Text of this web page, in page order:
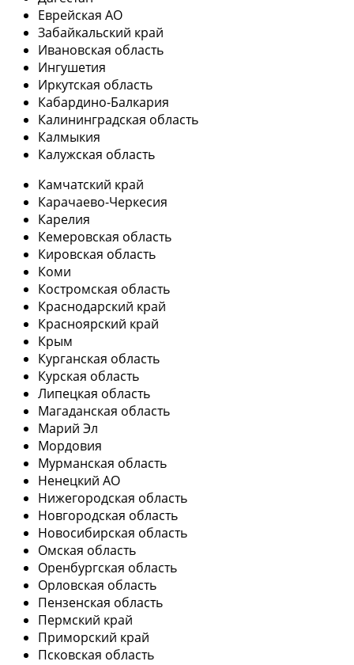
Еврейская АО
Забайкальский край
Ивановская область
Ингушетия
Иркутская область
Кабардино-Балкария
Калининградская область
Калмыкия
Калужская область
Камчатский край
Карачаево-Черкесия
Карелия
Кемеровская область
Кировская область
Коми
Костромская область
Краснодарский край
Красноярский край
Крым
Курганская область
Курская область
Липецкая область
Магаданская область
Марий Эл
Мордовия
Мурманская область
Ненецкий АО
Нижегородская область
Новгородская область
Новосибирская область
Омская область
Оренбургская область
Орловская область
Пензенская область
Пермский край
Приморский край
Псковская область